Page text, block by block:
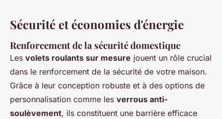
Sécurité et économies d'énergie
Renforcement de la sécurité domestique
Les volets roulants sur mesure jouent un rôle crucial
dans le renforcement de la sécurité de votre maison.
Grâce à leur conception robuste et à des options de
personnalisation comme les verrous anti-
soulèvement, ils constituent une barrière efficace